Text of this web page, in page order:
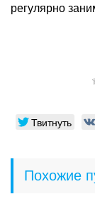
регулярно
Твитнуть
Похожие